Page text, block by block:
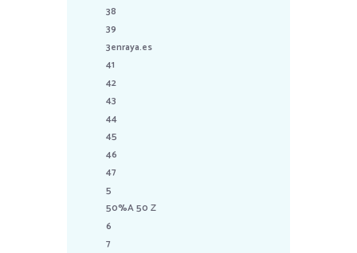
38
39
3enraya.es
41
42
43
44
45
46
47
5
50%A 50 Z
6
7